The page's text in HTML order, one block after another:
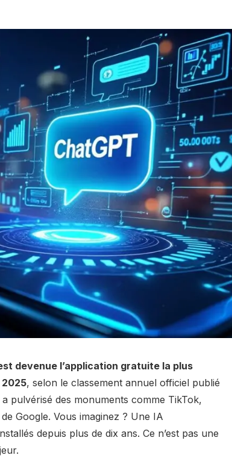
devenue l’application gratuite la plus
, selon le classement annuel officiel publié
pulvérisé des monuments comme TikTok,
Google. Vous imaginez ? Une IA
depuis plus de dix ans. Ce n’est pas une